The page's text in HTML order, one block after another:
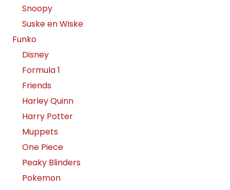
Snoopy
Suske en Wiske
Funko
Disney
Formula 1
Friends
Harley Quinn
Harry Potter
Muppets
One Piece
Peaky Blinders
Pokemon